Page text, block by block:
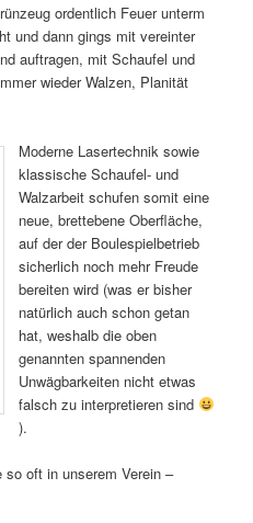
ordentlich Feuer unterm
und dann gings mit vereinter
auftragen, mit Schaufel und
wieder Walzen, Planität
Moderne Lasertechnik sowie
klassische Schaufel- und
Walzarbeit schufen somit eine
neue, brettebene Oberfläche,
auf der der Boulespielbetrieb
sicherlich noch mehr Freude
bereiten wird (was er bisher
natürlich auch schon getan
hat, weshalb die oben
genannten spannenden
Unwägbarkeiten nicht etwas
falsch zu interpretieren sind
).
oft in unserem Verein –